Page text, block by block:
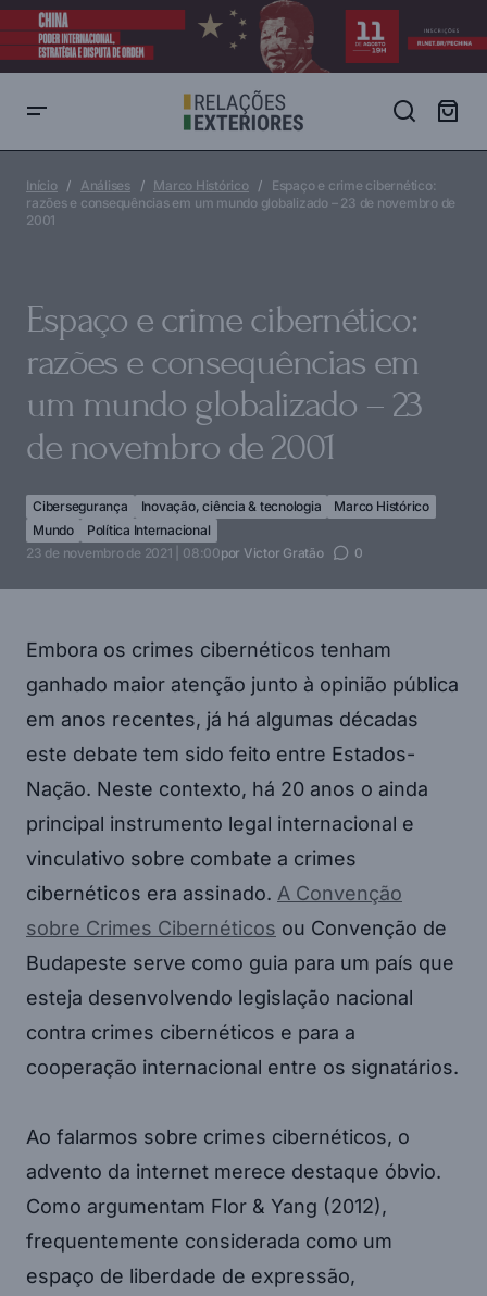
globalizado – 23 de novembro de 2001
Início Análises Marco Histórico
Espaço e crime cibernético:
razões e consequências em um mundo globalizado – 23 de novembro de
2001
Espaço e crime cibernético:
razões e consequências em
um mundo globalizado – 23
de novembro de 2001
Cibersegurança Inovação, ciência & tecnologia
Marco Histórico
Mundo
Política Internacional
23 de novembro de 2021 | 08:00por Victor Gratão 0
Embora os crimes cibernéticos tenham
ganhado maior atenção junto à opinião pública
em anos recentes, já há algumas décadas
este debate tem sido feito entre Estados-
Nação. Neste contexto, há 20 anos o ainda
principal instrumento legal internacional e
vinculativo sobre combate a crimes
cibernéticos era assinado. A Convenção
sobre Crimes Cibernéticos ou Convenção de
Budapeste serve como guia para um país que
esteja desenvolvendo legislação nacional
contra crimes cibernéticos e para a
cooperação internacional entre os signatários.
Ao falarmos sobre crimes cibernéticos, o
advento da internet merece destaque óbvio.
Como argumentam Flor & Yang (2012),
frequentemente considerada como um
espaço de liberdade de expressão,